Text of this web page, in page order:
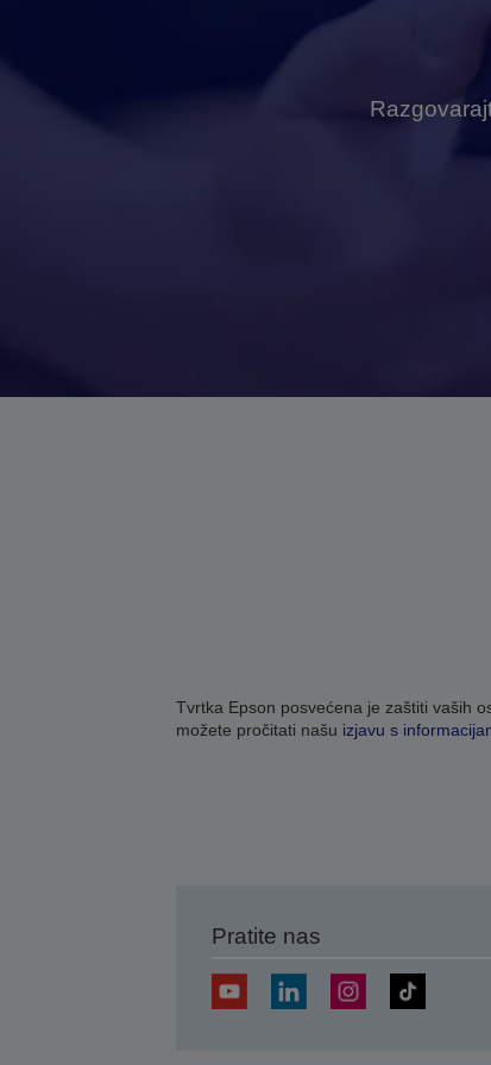
Tvrtka Epson posvećena je zaštiti vaših
možete pročitati našu izjavu s
Pratite nas